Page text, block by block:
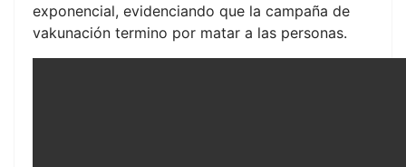
exponencial, evidenciando que la campaña de
vakunación termino por matar a las personas.